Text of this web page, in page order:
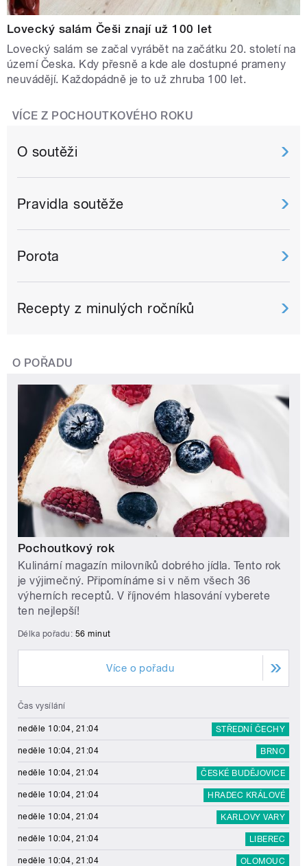
Lovecký salám Češi znají už 100 let
Lovecký salám se začal vyrábět na začátku 20. století na
území Česka. Kdy přesně a kde ale dostupné prameny
neuvádějí. Každopádně je to už zhruba 100 let.
VÍCE Z POCHOUTKOVÉHO ROKU
O soutěži
Pravidla soutěže
Porota
Recepty z minulých ročníků
O POŘADU
Pochoutkový rok
Kulinární magazín milovníků dobrého jídla. Tento rok
je výjimečný. Připomínáme si v něm všech 36
výherních receptů. V říjnovém hlasování vyberete
ten nejlepší!
Délka pořadu: 56 minut
Více o pořadu
Čas vysílání
neděle 10:04, 21:04 STŘEDNÍ ČECHY
neděle 10:04, 21:04 BRNO
neděle 10:04, 21:04 ČESKÉ BUDĚJOVICE
neděle 10:04, 21:04 HRADEC KRÁLOVÉ
neděle 10:04, 21:04 KARLOVY VARY
neděle 10:04, 21:04 LIBEREC
neděle 10:04, 21:04 OLOMOUC